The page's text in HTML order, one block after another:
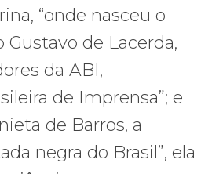
“onde nasceu o
Gustavo de Lacerda,
da ABI,
de Imprensa”; e
de Barros, a
negra do Brasil”, ela